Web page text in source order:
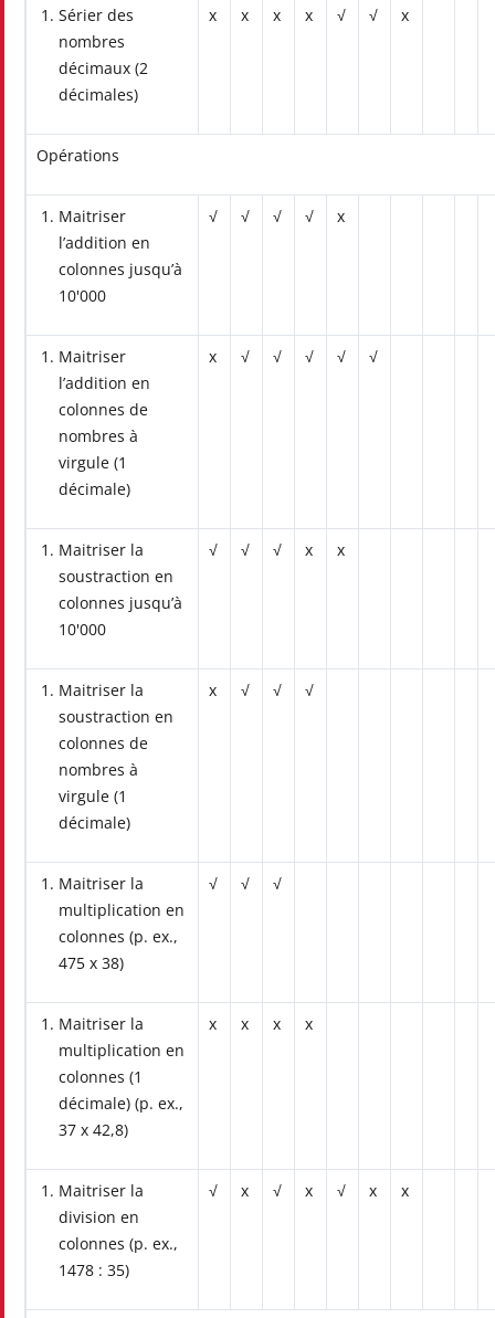
Sérier des
nombres
décimaux (2
décimales)
x x x x √ √ x
Opérations
Maitriser
l’addition en
colonnes jusqu’à
10'000
√ √ √ √ x
Maitriser
l’addition en
colonnes de
nombres à
virgule (1
décimale)
x √ √ √ √ √
Maitriser la
soustraction en
colonnes jusqu’à
10'000
√ √ √ x x
Maitriser la
soustraction en
colonnes de
nombres à
virgule (1
décimale)
x √ √ √
Maitriser la
multiplication en
colonnes (p. ex.,
475 x 38)
√ √ √
Maitriser la
multiplication en
colonnes (1
décimale) (p. ex.,
37 x 42,8)
x x x x
Maitriser la
division en
colonnes (p. ex.,
1478 : 35)
√ x √ x √ x x